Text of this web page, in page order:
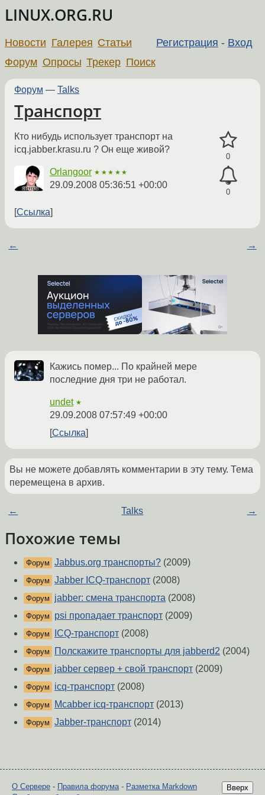
LINUX.ORG.RU
Регистрация - Вход
Новости Галерея Статьи
Форум Опросы Трекер Поиск
Форум — Talks
Транспорт
0
0
Кто нибудь использует транспорт на
icq.jabber.krasu.ru ? Он еще живой?
Orlangoor ★★★★★
29.09.2008 05:36:51 +00:00
Ссылка
← →
Кажись помер... По крайней мере
последние дня три не работал.
undet ★
29.09.2008 07:57:49 +00:00
Ссылка
Вы не можете добавлять комментарии в эту тему. Тема
перемещена в архив.
← Talks →
Похожие темы
Форум Jabbus.org транспорты? (2009)
Форум Jabber ICQ-транспорт (2008)
Форум jabber: смена транспорта (2008)
Форум psi пропадает транспорт (2009)
Форум ICQ-транспорт (2008)
Форум Полскажите транспорты для jabberd2 (2004)
Форум jabber сервер + свой транспорт (2009)
Форум icq-транспорт (2008)
Форум Mcabber icq-транспорт (2013)
Форум Jabber-транспорт (2014)
Вверх
О Сервере - Правила форума- Разметка Markdown